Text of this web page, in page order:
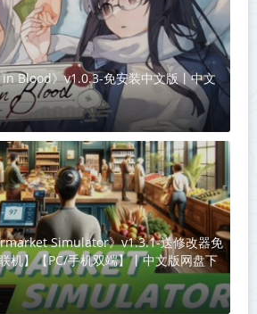
Blood》v1.0.3-免安装中文版丨中文
Simulator》v1.3.1-送修改器免
机】【PC/手机双端】丨中文版网盘下